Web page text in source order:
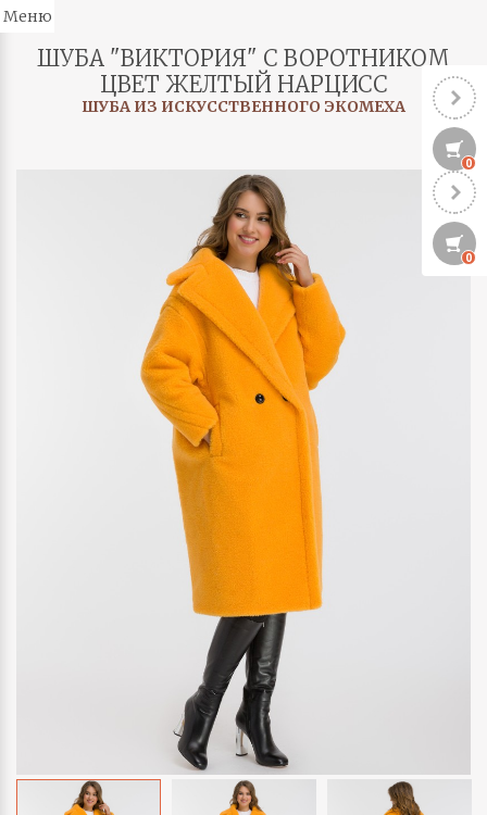
ШУБА "ВИКТОРИЯ" С ВОРОТНИКОМ
ЦВЕТ ЖЕЛТЫЙ НАРЦИСС
ШУБА ИЗ ИСКУССТВЕННОГО ЭКОМЕХА
Меню
0
0